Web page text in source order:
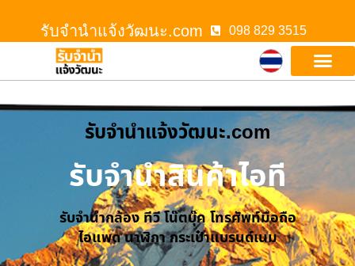
รับจํานําแจ้งวัฒนะ.com 098 829 3515
รับจํานําแจ้งวัฒนะ.com
รับจำนำสินค้าไอที
รับจำนำกล้อง ทีวี โน๊ตบุ๊ค โทรศัพท์มือถือ
ไอแพด นาฬิกา กระเป๋าแบรนด์เนม